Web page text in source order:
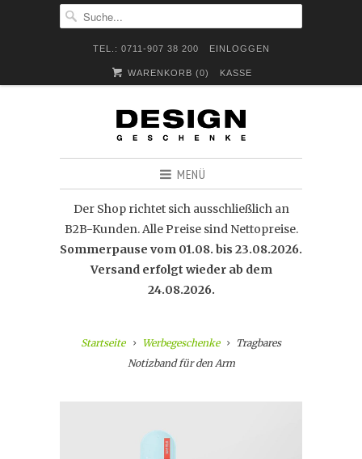
TEL.: 0711-907 38 200 EINLOGGEN
WARENKORB (0) KASSE
MENÜ
Der Shop richtet sich ausschließlich an
B2B-Kunden. Alle Preise sind Nettopreise.
Sommerpause vom 01.08. bis 23.08.2026.
Versand erfolgt wieder ab dem
24.08.2026.
Startseite Werbegeschenke
Tragbares
Notizband für den Arm